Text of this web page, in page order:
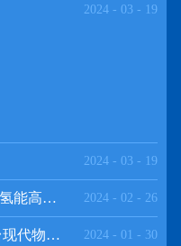
2024 - 03 - 19
2024 - 03 - 19
物流“大动脉” 网络“氢”先行 7个氢能高速场景落地京津冀 2024 - 02 - 26
货畅其流，一城繁华——看烟台现代物流发展 2024 - 01 - 30
频道
>>